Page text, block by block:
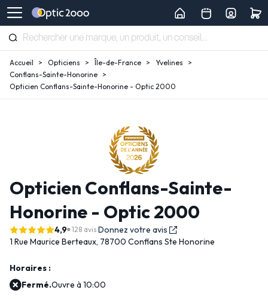
Accueil Opticiens Île-de-France
Yvelines
Conflans-Sainte-Honorine
Opticien Conflans-Sainte-Honorine - Optic 2000
Opticien Conflans-Sainte-
Honorine - Optic 2000
4,9 128 avis Donnez votre avis
1 Rue Maurice Berteaux, 78700 Conflans Ste Honorine
Horaires :
Fermé.Ouvre à 10:00